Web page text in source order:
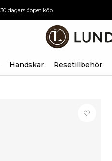
30 dagars öppet köp
Handskar Resetillbehör